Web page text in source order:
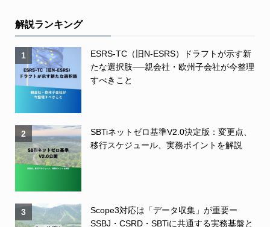
解説ランキング
1
ESRS-TC（旧N-ESRS）ドラフトが示す新
たな選択肢──親会社・欧州子会社が今整理
すべきこと
2
SBTiネットゼロ基準V2.0決定版：変更点、
移行スケジュール、実務ポイントを解説
3
Scope3対応は「データ収集」が重要ー
SSBJ・CSRD・SBTiに共通する実務基盤と